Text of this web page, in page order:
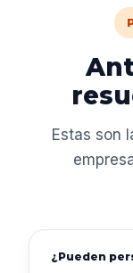
Estas son
¿Pueden